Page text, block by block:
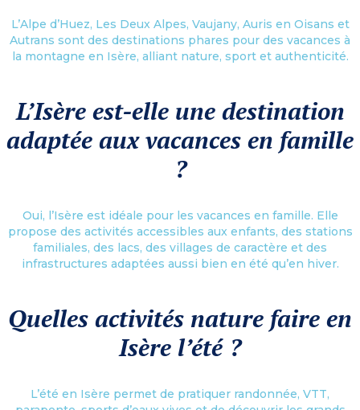
L’Alpe d’Huez, Les Deux Alpes, Vaujany, Auris en Oisans et
Autrans sont des destinations phares pour des vacances à
la montagne en Isère, alliant nature, sport et authenticité.
L’Isère est-elle une destination
adaptée aux vacances en famille
?
Oui, l’Isère est idéale pour les vacances en famille. Elle
propose des activités accessibles aux enfants, des stations
familiales, des lacs, des villages de caractère et des
infrastructures adaptées aussi bien en été qu’en hiver.
Quelles activités nature faire en
Isère l’été ?
L’été en Isère permet de pratiquer randonnée, VTT,